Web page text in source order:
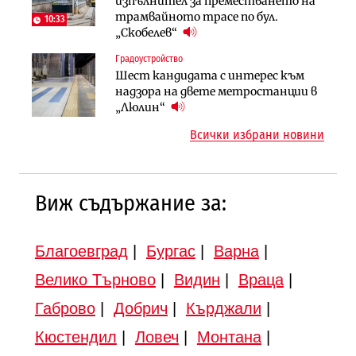
10:33
трамвайното трасе по бул.
„Скобелев“
Градоустройство
Шест кандидата с интерес към
надзора на двете метростанции в
„Люлин“
парцеларния план за
магистралата Русе – Велико
Градоустройство
Шест кандидата с интерес към
надзора на двете метростанции в
(Графика)
Вторият мост над Варненското
езеро става част от бъдещата
магистрала „Черно море“
Всички избрани новини
Виж съдържание за:
Благоевград Бургас| Варна|
Велико Търново| Видин Враца|
Габрово| Добрич Кърджали
Кюстендил
Ловеч Монтана|